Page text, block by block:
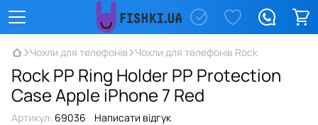
Чохли для телефонів Чохли для телефонів Rock
Rock PP Ring Holder PP Protection
Case Apple iPhone 7 Red
Артикул: 69036 Написати відгук